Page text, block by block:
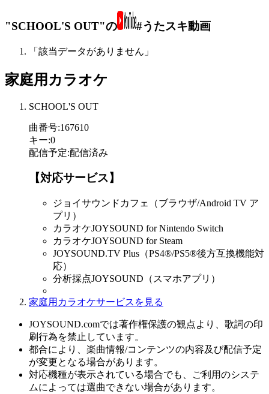
"SCHOOL'S OUT"の #うたスキ動画
「該当データがありません」
家庭用カラオケ
SCHOOL'S OUT
曲番号:167610
キー:0
配信予定:配信済み
【対応サービス】
ジョイサウンドカフェ（ブラウザ/Android TV ア
プリ）
カラオケJOYSOUND for Nintendo Switch
カラオケJOYSOUND for Steam
JOYSOUND.TV Plus（PS4®/PS5®後方互換機能対
応）
分析採点JOYSOUND（スマホアプリ）
家庭用カラオケサービスを見る
JOYSOUND.comでは著作権保護の観点より、歌詞の印
刷行為を禁止しています。
都合により、楽曲情報/コンテンツの内容及び配信予定
が変更となる場合があります。
対応機種が表示されている場合でも、ご利用のシステ
ムによっては選曲できない場合があります。